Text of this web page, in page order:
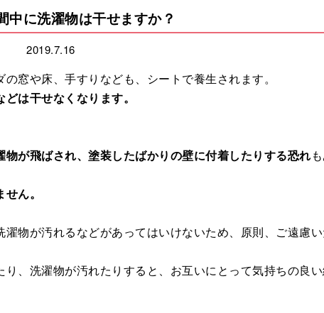
中に洗濯物は干せますか？
2019.7.16
窓や床、手すりなども、シートで養生されます。
は干せなくなります。
が飛ばされ、塗装したばかりの壁に付着したりする恐れ
ん。
物が汚れるなどがあってはいけないため、原則、ご遠慮
、洗濯物が汚れたりすると、お互いにとって気持ちの良